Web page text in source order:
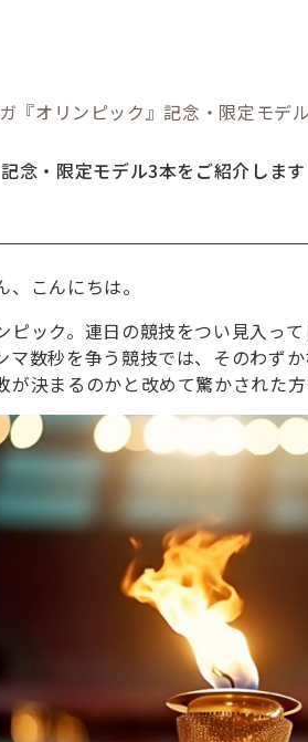
『オリンピック』記念・限定モデ
念・限定モデル3本をご紹介します
こんにちは。
ピック。連日の競技をつい見入っ
マ数秒を争う競技では、そのわず
が決まるのかと改めて驚かされた方